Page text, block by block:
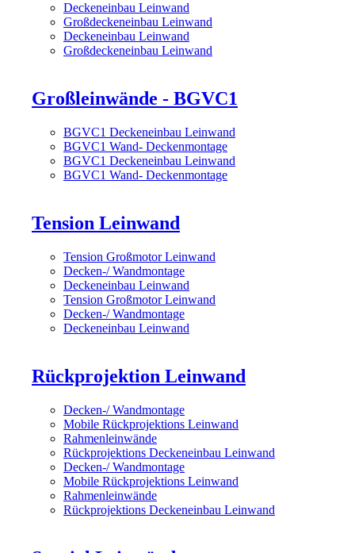
Deckeneinbau Leinwand
Großdeckeneinbau Leinwand
Deckeneinbau Leinwand
Großdeckeneinbau Leinwand
Großleinwände - BGVC1
BGVC1 Deckeneinbau Leinwand
BGVC1 Wand- Deckenmontage
BGVC1 Deckeneinbau Leinwand
BGVC1 Wand- Deckenmontage
Tension Leinwand
Tension Großmotor Leinwand
Decken-/ Wandmontage
Deckeneinbau Leinwand
Tension Großmotor Leinwand
Decken-/ Wandmontage
Deckeneinbau Leinwand
Rückprojektion Leinwand
Decken-/ Wandmontage
Mobile Rückprojektions Leinwand
Rahmenleinwände
Rückprojektions Deckeneinbau Leinwand
Decken-/ Wandmontage
Mobile Rückprojektions Leinwand
Rahmenleinwände
Rückprojektions Deckeneinbau Leinwand